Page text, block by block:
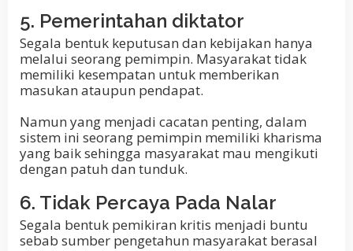
5. Pemerintahan diktator
Segala bentuk keputusan dan kebijakan hanya
melalui seorang pemimpin. Masyarakat tidak
memiliki kesempatan untuk memberikan
masukan ataupun pendapat.
Namun yang menjadi cacatan penting, dalam
sistem ini seorang pemimpin memiliki kharisma
yang baik sehingga masyarakat mau mengikuti
dengan patuh dan tunduk.
6. Tidak Percaya Pada Nalar
Segala bentuk pemikiran kritis menjadi buntu
sebab sumber pengetahun masyarakat berasal